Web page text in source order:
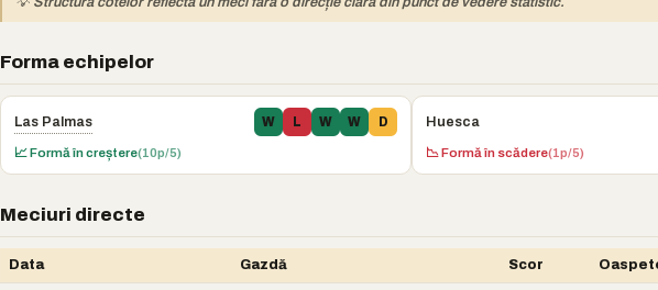
Forma echipelor
Las Palmas W L W W D
📈 Formă în creștere(10p/5)
Huesca
📉 Formă în scădere(1p/5)
Meciuri directe
Data Gazdă Scor